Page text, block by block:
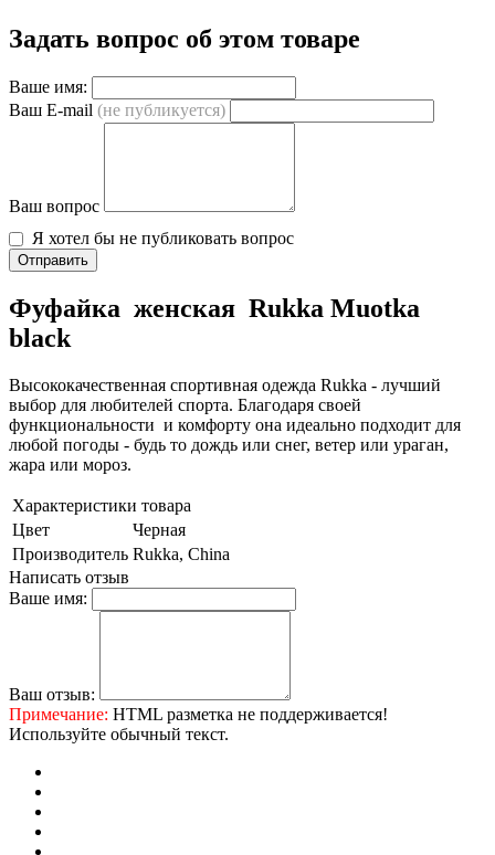
Задать вопрос об этом товаре
Ваше имя:
Ваш E-mail (не публикуется)
Ваш вопрос
Я хотел бы не публиковать вопрос
Отправить
Фуфайка женская Rukka Muotka
black
Высококачественная спортивная одежда Rukka - лучший
выбор для любителей спорта. Благодаря своей
функциональности и комфорту она идеально подходит для
любой погоды - будь то дождь или снег, ветер или ураган,
жара или мороз.
Характеристики товара
Цвет
Черная
Производитель Rukka, China
Написать отзыв
Ваше имя:
Ваш отзыв:
Примечание: HTML разметка не поддерживается!
Используйте обычный текст.